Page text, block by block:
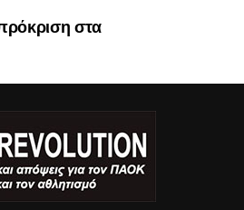
στα